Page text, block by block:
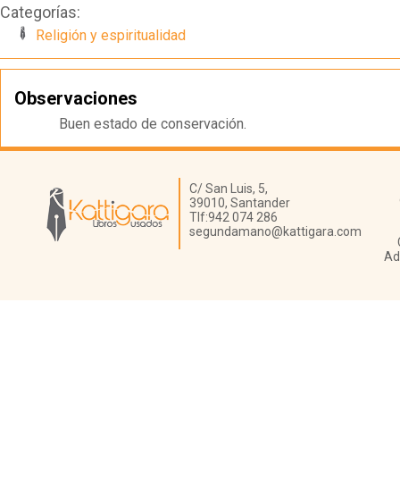
Categorías:
Religión y espiritualidad
Observaciones
Buen estado de conservación.
Librería Kattigara
C/ San Luis, 5,
39010, Santander
Tlf:942 074 286
segundamano@kattigara.com